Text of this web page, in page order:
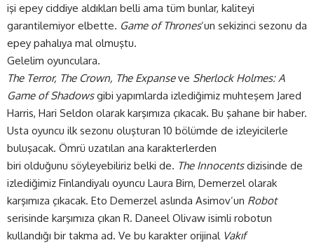
işi epey ciddiye aldıkları belli ama tüm bunlar, kaliteyi
garantilemiyor elbette. Game of Thrones’un sekizinci sezonu da
epey pahalıya mal olmuştu.
Gelelim oyunculara.
The Terror, The Crown, The Expanseve Sherlock Holmes: A
Game of Shadowsgibi yapımlarda izlediğimiz muhteşem Jared
Harris, Hari Seldon olarak karşımıza çıkacak. Bu şahane bir haber.
Usta oyuncu ilk sezonu oluşturan 10 bölümde de izleyicilerle
buluşacak. Ömrü uzatılan ana karakterlerden
biri olduğunu söyleyebiliriz belki de. The Innocentsdizisinde de
izlediğimiz Finlandiyalı oyuncu Laura Birn, Demerzel olarak
karşımıza çıkacak. Eto Demerzel aslında Asimov’un Robot
serisinde karşımıza çıkan R. Daneel Olivaw isimli robotun
kullandığı bir takma ad. Ve bu karakter orijinal Vakıf